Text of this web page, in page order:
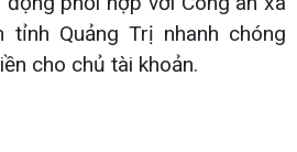
tỉnh Quảng Trị nhanh chóng
cho chủ tài khoản.